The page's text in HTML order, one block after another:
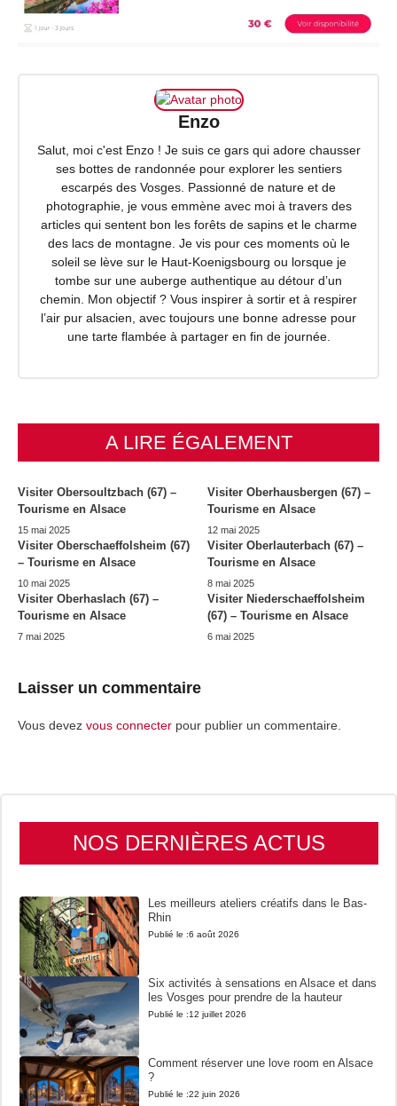
Enzo
Salut, moi c'est Enzo ! Je suis ce gars qui adore chausser
ses bottes de randonnée pour explorer les sentiers
escarpés des Vosges. Passionné de nature et de
photographie, je vous emmène avec moi à travers des
articles qui sentent bon les forêts de sapins et le charme
des lacs de montagne. Je vis pour ces moments où le
soleil se lève sur le Haut-Koenigsbourg ou lorsque je
tombe sur une auberge authentique au détour d’un
chemin. Mon objectif ? Vous inspirer à sortir et à respirer
l’air pur alsacien, avec toujours une bonne adresse pour
une tarte flambée à partager en fin de journée.
A LIRE ÉGALEMENT
Visiter Obersoultzbach (67) –
Tourisme en Alsace
15 mai 2025
Visiter Oberhausbergen (67) –
Tourisme en Alsace
12 mai 2025
Visiter Oberschaeffolsheim (67)
– Tourisme en Alsace
10 mai 2025
Visiter Oberlauterbach (67) –
Tourisme en Alsace
8 mai 2025
Visiter Oberhaslach (67) –
Tourisme en Alsace
7 mai 2025
Visiter Niederschaeffolsheim
(67) – Tourisme en Alsace
6 mai 2025
Laisser un commentaire
Vous devez vous connecter pour publier un commentaire.
NOS DERNIÈRES ACTUS
Les meilleurs ateliers créatifs dans le Bas-
Rhin
Publié le :6 août 2026
Six activités à sensations en Alsace et dans
les Vosges pour prendre de la hauteur
Publié le :12 juillet 2026
Comment réserver une love room en Alsace
?
Publié le :22 juin 2026